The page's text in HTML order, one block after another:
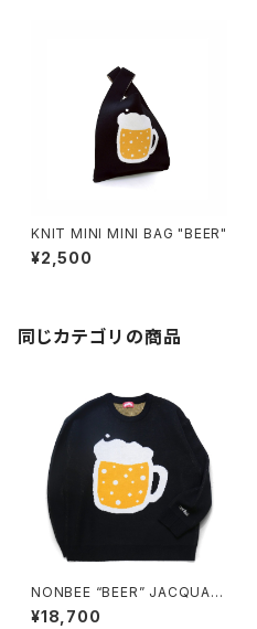
KNIT MINI MINI BAG "BEER"
¥2,500
同じカテゴリの商品
NONBEE “BEER” JACQUAR
D KNIT black
¥18,700